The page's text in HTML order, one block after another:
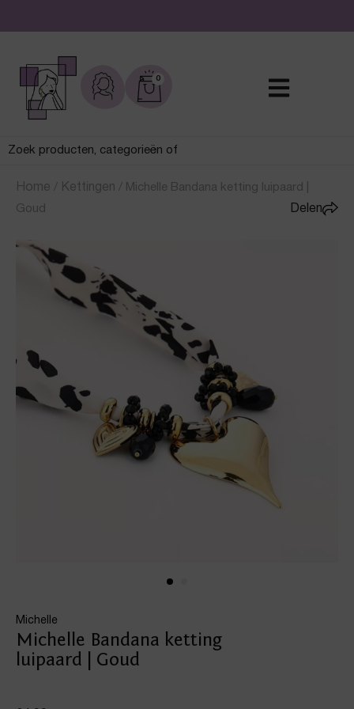
De leukste sieraden online en in de winkel
0
Home / Kettingen / Michelle Bandana ketting luipaard |
Goud
Michelle
Michelle Bandana ketting
luipaard | Goud
Delen